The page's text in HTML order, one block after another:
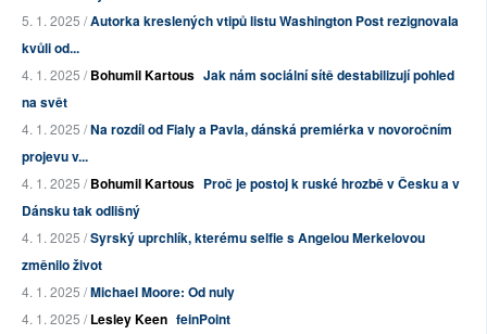
5. 1. 2025 /Autorka kreslených vtipů listu Washington Post rezignovala
kvůli od...
4. 1. 2025 /Bohumil Kartous Jak nám sociální sítě destabilizují pohled
na svět
4. 1. 2025 /Na rozdíl od Fialy a Pavla, dánská premiérka v novoročním
projevu v...
4. 1. 2025 /Bohumil Kartous Proč je postoj k ruské hrozbě v Česku a v
Dánsku tak odlišný
4. 1. 2025 /Syrský uprchlík, kterému selfie s Angelou Merkelovou
změnilo život
4. 1. 2025 /Michael Moore: Od nuly
4. 1. 2025 /Lesley Keen feinPoint